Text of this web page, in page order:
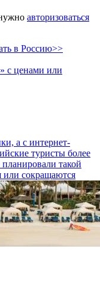
авторизоваться
в Россию>>
с ценами или
а с интернет-
туристы более
такой
или сокращаются